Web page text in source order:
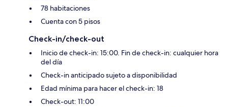
78 habitaciones
Cuenta con 5 pisos
Check-in/check-out
Inicio de check-in: 15:00. Fin de check-in: cualquier hora
del día
Check-in anticipado sujeto a disponibilidad
Edad mínima para hacer el check-in: 18
Check-out: 11:00